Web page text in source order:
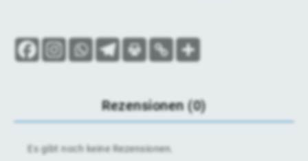
Rezensionen (0)
Es gibt noch keine Rezensionen.